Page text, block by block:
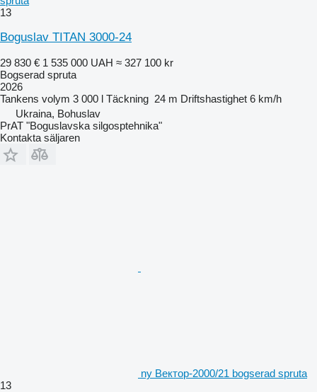
13
Boguslav TITAN 3000-24
29 830 € 1 535 000 UAH ≈ 327 100 kr
Bogserad spruta
2026
Tankens volym 3 000 l Täckning 24 m Driftshastighet 6 km/h
Ukraina, Bohuslav
PrAT "Boguslavska silgosptehnika"
Kontakta säljaren
ny Вектор-2000/21 bogserad spruta
13